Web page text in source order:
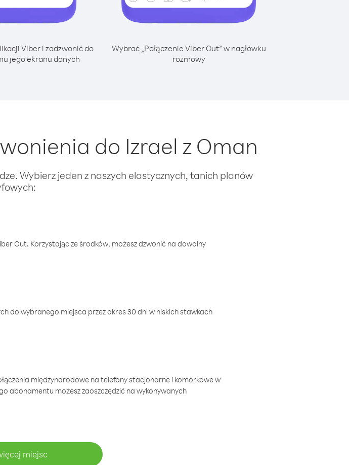
Viber i zadzwonić do
jego ekranu danych
Wybrać „Połączenie Viber Out” w nagłówku
rozmowy
do Izrael z Oman
Wybierz jeden z naszych elastycznych, tanich planów
Out. Korzystając ze środków, możesz dzwonić na dowolny
do wybranego miejsca przez okres 30 dni w niskich stawkach
międzynarodowe na telefony stacjonarne i komórkowe w
abonamentu możesz zaoszczędzić na wykonywanych
miejsc